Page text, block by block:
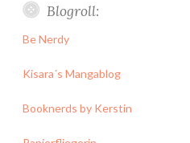
Blogroll:
Be Nerdy
Kisara´s Mangablog
Booknerds by Kerstin